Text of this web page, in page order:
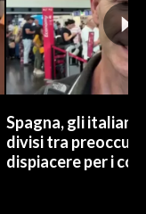
Spagna, gli italiani
divisi tra
dispiacere per i